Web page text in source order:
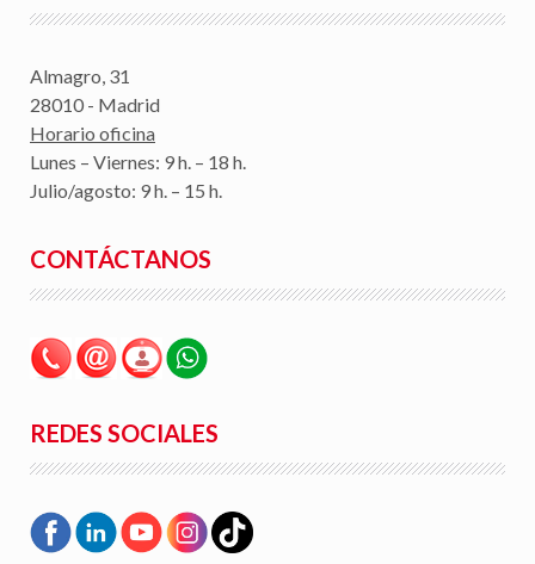
Almagro, 31
28010 - Madrid
Horario oficina
Lunes – Viernes: 9 h. – 18 h.
Julio/agosto: 9 h. – 15 h.
CONTÁCTANOS
REDES SOCIALES